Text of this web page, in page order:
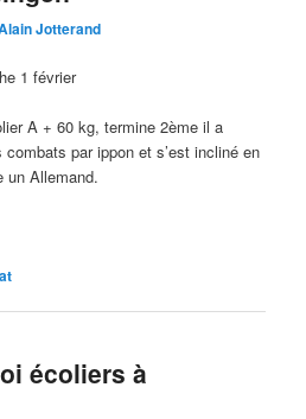
Jotterand
1 février
A + 60 kg, termine 2ème il a
par ippon et s’est incliné en
un Allemand.
écoliers à